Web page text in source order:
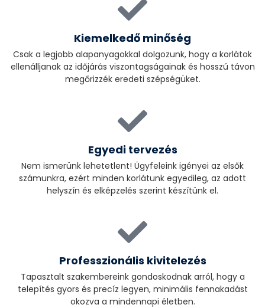
Kiemelkedő minőség
Csak a legjobb alapanyagokkal dolgozunk, hogy a korlátok
ellenálljanak az időjárás viszontagságainak és hosszú távon
megőrizzék eredeti szépségüket.
Egyedi tervezés
Nem ismerünk lehetetlent! Ügyfeleink igényei az elsők
számunkra, ezért minden korlátunk egyedileg, az adott
helyszín és elképzelés szerint készítünk el.
Professzionális kivitelezés
Tapasztalt szakembereink gondoskodnak arról, hogy a
telepítés gyors és precíz legyen, minimális fennakadást
okozva a mindennapi életben.